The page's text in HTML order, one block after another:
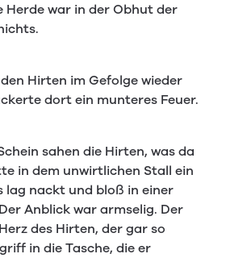
Herde war in der Obhut der
Hirten im Gefolge wieder
dort ein munteres Feuer.
sahen die Hirten, was da
in dem unwirtlichen Stall ein
lag nackt und bloß in einer
Anblick war armselig. Der
des Hirten, der gar so
in die Tasche, die er